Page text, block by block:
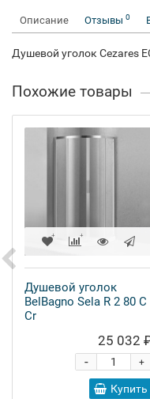
Описание Отзывы 0
Душевой уголок Cezares
Похожие товары
Душевой уголок
BelBagno Sela R 2 80 C
Cr
25 032
+
-
Купить